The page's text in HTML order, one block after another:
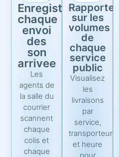
Enregistrer
chaque
envoi
des
son
arrivee
Les
agents de
la salle du
courrier
scannent
chaque
colis et
chaque
Rapporter
sur les
volumes
de
chaque
service
public
Visualisez
les
livraisons
par
service,
transporteur
et heure